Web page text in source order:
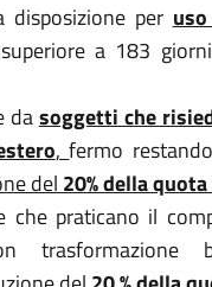
disposizione per
a 183
dasoggetti che
,fermo
del 20% della
che praticano il
trasformazione